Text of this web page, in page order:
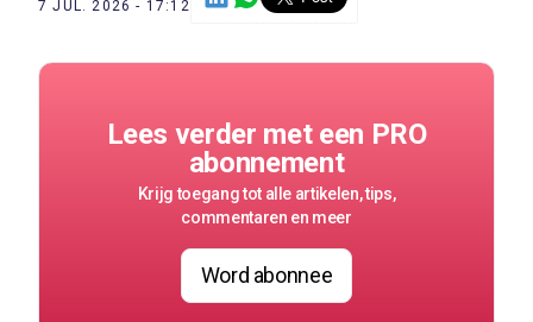
7 JUL. 2026 - 17:12
Lees verder met een PRO
abonnement
Krijg toegang tot alle artikelen, tips,
commentaren en meer
Word abonnee